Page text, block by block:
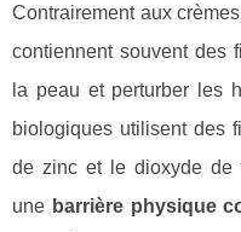
Contrairement aux
contiennent souvent des
la peau et perturber les
biologiques utilisent des
de zinc et le dioxyde de
une barrière physique